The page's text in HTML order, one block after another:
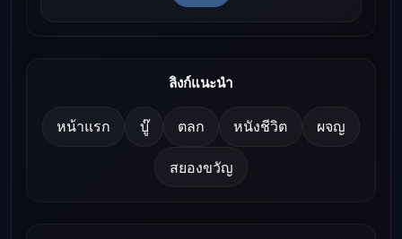
ลิงก์แนะนำ
หน้าแรก บู๊ ตลก หนังชีวิต ผจญ
สยองขวัญ